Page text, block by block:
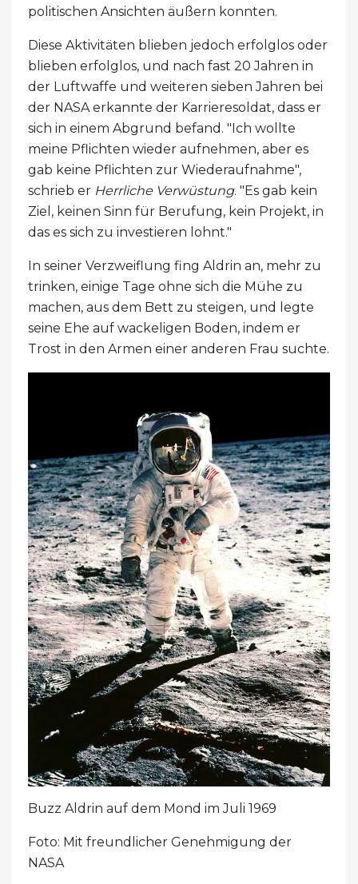
politischen Ansichten äußern konnten.
Diese Aktivitäten blieben jedoch erfolglos oder
blieben erfolglos, und nach fast 20 Jahren in
der Luftwaffe und weiteren sieben Jahren bei
der NASA erkannte der Karrieresoldat, dass er
sich in einem Abgrund befand. "Ich wollte
meine Pflichten wieder aufnehmen, aber es
gab keine Pflichten zur Wiederaufnahme",
schrieb er Herrliche Verwüstung. "Es gab kein
Ziel, keinen Sinn für Berufung, kein Projekt, in
das es sich zu investieren lohnt."
In seiner Verzweiflung fing Aldrin an, mehr zu
trinken, einige Tage ohne sich die Mühe zu
machen, aus dem Bett zu steigen, und legte
seine Ehe auf wackeligen Boden, indem er
Trost in den Armen einer anderen Frau suchte.
Buzz Aldrin auf dem Mond im Juli 1969
Foto: Mit freundlicher Genehmigung der
NASA